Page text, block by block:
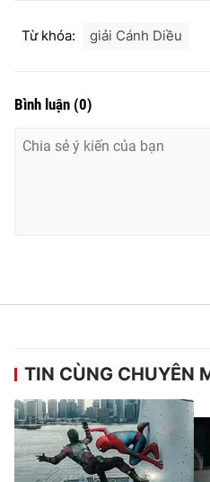
® Cấm sao chép dưới mọi hình
thuận bằng văn bản. Ghi rõ
Từ khóa: giải Cánh Diều
Bình luận (0)
TIN CÙNG CHUYÊN